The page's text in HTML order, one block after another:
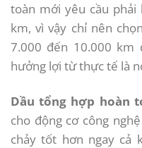
toàn mới yêu cầu
km, vì vậy chỉ nên
7.000 đến 10.000 km
hưởng lợi từ thực tế là
Dầu tổng hợp hoàn
cho động cơ công
chảy tốt hơn ngay cả